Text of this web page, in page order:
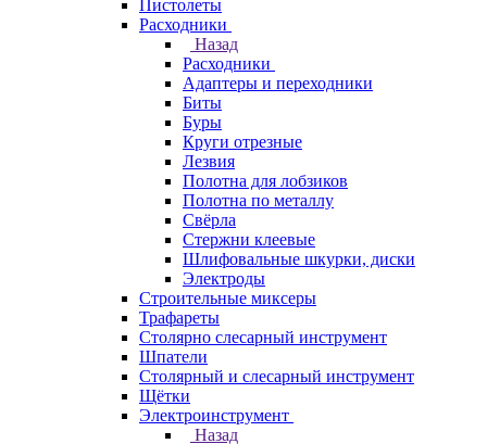
Пистолеты
Расходники
Назад
Расходники
Адаптеры и переходники
Биты
Буры
Круги отрезные
Лезвия
Полотна для лобзиков
Полотна по металлу
Свёрла
Стержни клеевые
Шлифовальные шкурки, диски
Электроды
Строительные миксеры
Трафареты
Столярно слесарный инструмент
Шпатели
Столярный и слесарный инструмент
Щётки
Электроинструмент
Назад